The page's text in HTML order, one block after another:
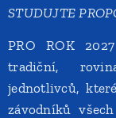
STUDUJTE
PRO ROK
tradiční,
jednotlivců,
závodníků